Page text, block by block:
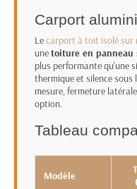
Carport
Lecarport à toit isolé sur
unetoiture en panneau
plus performante qu'une
thermique et silence
mesure, fermeture
option.
Tableau
Modèle